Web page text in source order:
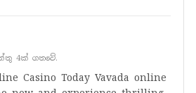
4ක් ගතවේ.
Casino Today Vavada online